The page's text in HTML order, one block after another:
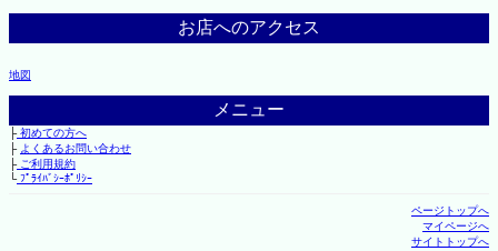
お店へのアクセス
地図
メニュー
├初めての方へ
├ よくあるお問い合わせ
├ご利用規約
└ﾌﾟﾗｲﾊﾞｼｰﾎﾟﾘｼｰ
ページトップへ
マイページへ
サイトトップへ